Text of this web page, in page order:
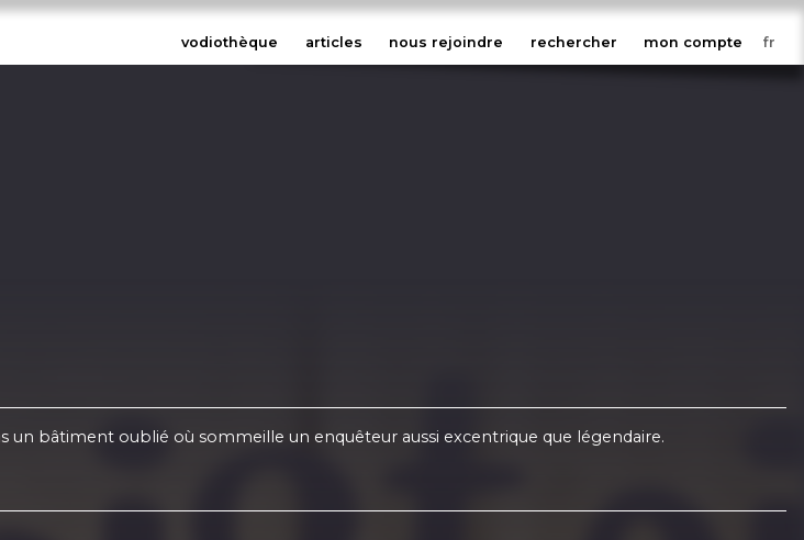
vodiothèque articles nous rejoindre rechercher mon compte
un bâtiment oublié où sommeille un enquêteur aussi excentrique que légendaire.